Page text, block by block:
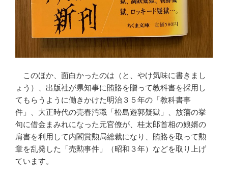
このほか、面白かったのは（と、やけ気味に書きまし
ょう）、出版社が県知事に賄賂を贈って教科書を採用し
てもらうように働きかけた明治３５年の「教科書事
件」、大正時代の売春汚職「松島遊郭疑獄」、放蕩の挙
句に借金まみれになった元官僚が、桂太郎首相の娘婿の
肩書を利用して内閣賞勲局総裁になり、賄賂を取って勲
章を乱発した「売勲事件」（昭和３年）などを取り上げ
ています。